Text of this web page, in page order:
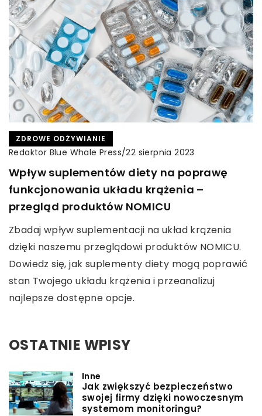
ZDROWE ODŻYWIANIE
Redaktor Blue Whale Press/22 sierpnia 2023
Wpływ suplementów diety na poprawę
funkcjonowania układu krążenia –
przegląd produktów NOMICU
Zbadaj wpływ suplementacji na układ krążenia
dzięki naszemu przeglądowi produktów NOMICU.
Dowiedz się, jak suplementy diety mogą poprawić
stan Twojego układu krążenia i przeanalizuj
najlepsze dostępne opcje.
OSTATNIE WPISY
Inne
Jak zwiększyć bezpieczeństwo
swojej firmy dzięki nowoczesnym
systemom monitoringu?